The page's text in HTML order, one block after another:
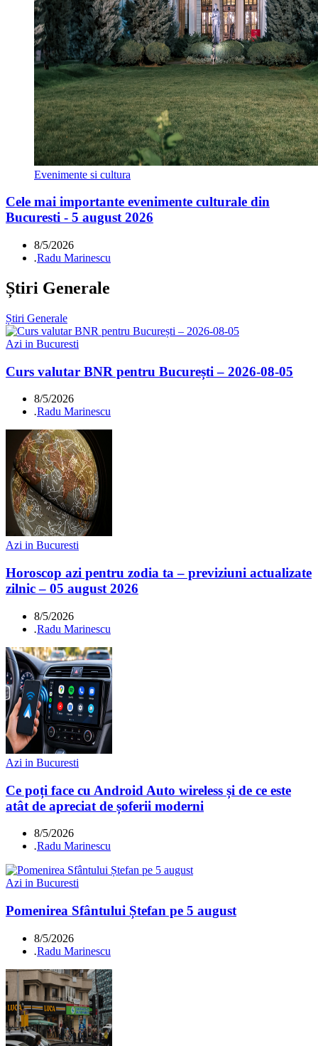
Evenimente si cultura
Cele mai importante evenimente culturale din
Bucuresti - 5 august 2026
8/5/2026
.Radu Marinescu
Știri Generale
Știri Generale
Azi in Bucuresti
Curs valutar BNR pentru București – 2026-08-05
8/5/2026
.Radu Marinescu
Azi in Bucuresti
Horoscop azi pentru zodia ta – previziuni actualizate
zilnic – 05 august 2026
8/5/2026
.Radu Marinescu
Azi in Bucuresti
Ce poți face cu Android Auto wireless și de ce este
atât de apreciat de șoferii moderni
8/5/2026
.Radu Marinescu
Azi in Bucuresti
Pomenirea Sfântului Ștefan pe 5 august
8/5/2026
.Radu Marinescu